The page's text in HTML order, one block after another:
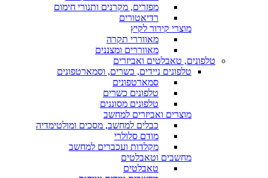
מפזרים, מקרנים ותנורי חימום
רדיאטורים
מוצרי קירור לקיץ
מאווררי תקרה
מאווררים ומצננים
טלפונים, טאבלטים ואביזרים
טלפונים ניידים, כשרים, וסמארטפונים
סמארטפונים
טלפונים כשרים
טלפונים מסוננים
מוצרים ואביזרים למחשב
כבלים למחשב, מסכים ומולטימדיה
מודם סלולרי
מקלדות ועכברים למחשב
מחשבים וטאבלטים
טאבלטים